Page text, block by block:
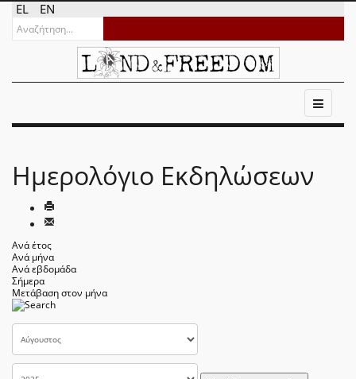
EL EN
Ημερολόγιο Εκδηλώσεων
Ανά έτος
Ανά μήνα
Ανά εβδομάδα
Σήμερα
Μετάβαση στον μήνα